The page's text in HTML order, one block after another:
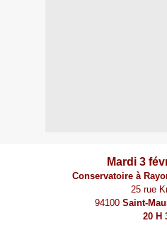
Mardi 3
Conservatoire à
25 rue
94100 Saint-
20 H